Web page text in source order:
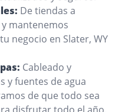
De tiendas a
mantenemos
negocio en Slater, WY
Cableado y
y fuentes de agua
de que todo sea